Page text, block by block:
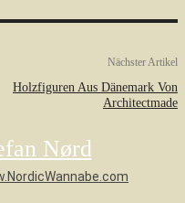
Nächster Artikel
Holzfiguren Aus Dänemark Von
Architectmade
Nørd